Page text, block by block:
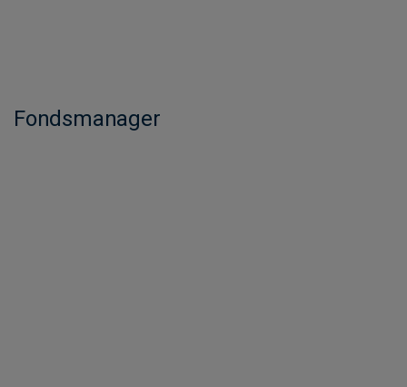
Fondsmanager​​​​​​​​​​​​​​​​​​​​